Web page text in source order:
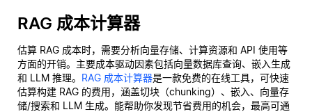
RAG 成本计算器
估算 RAG 成本时，需要分析向量存储、计算资源和 API 使用等
方面的开销。主要成本驱动因素包括向量数据库查询、嵌入生成
和 LLM 推理。 RAG 成本计算器是一款免费的在线工具，可快速
估算构建 RAG 的费用，涵盖切块（chunking）、嵌入、向量存
储/搜索和 LLM 生成。能帮助你发现节省费用的机会，最高可通